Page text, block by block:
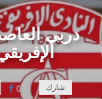
دربي
شارك 0